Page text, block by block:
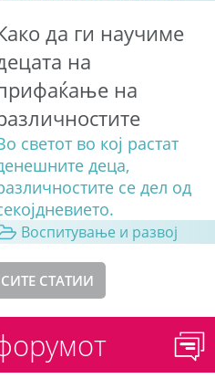
да ги научиме
на
на
светот во кој растат
деца,
се дел од
Воспитување и развој
СТАТИИ